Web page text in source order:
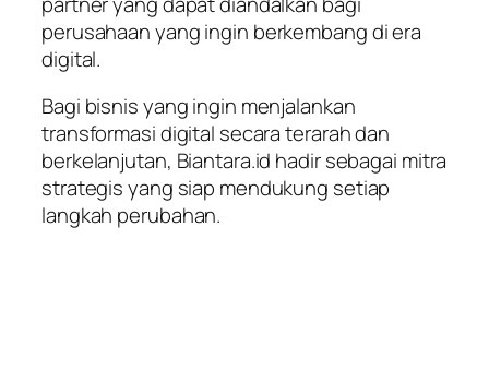
perusahaan yang ingin berkembang di era
digital.
Bagi bisnis yang ingin menjalankan
transformasi digital secara terarah dan
berkelanjutan, Biantara.id hadir sebagai mitra
strategis yang siap mendukung setiap
langkah perubahan.